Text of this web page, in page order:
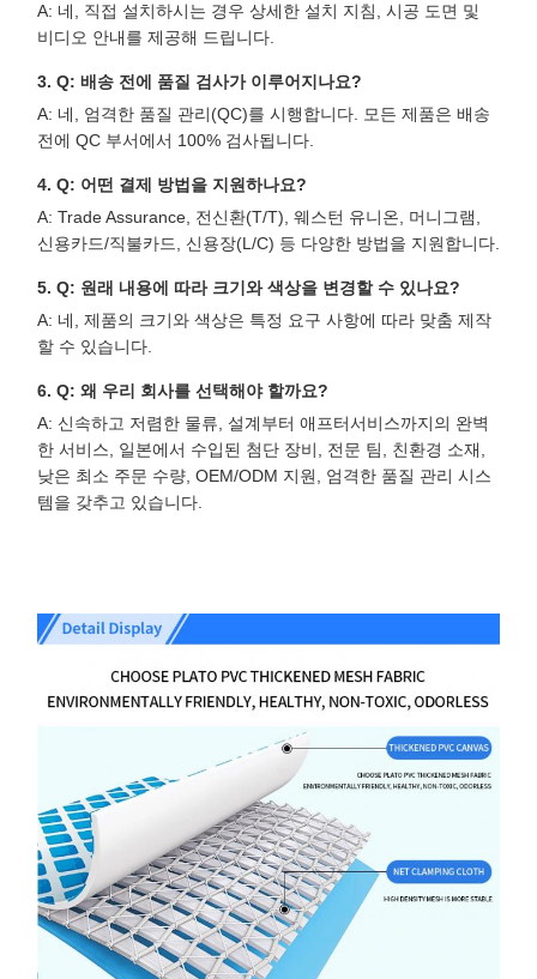
A: 네, 직접 설치하시는 경우 상세한 설치 지침, 시공 도면 및
비디오 안내를 제공해 드립니다.
3. Q: 배송 전에 품질 검사가 이루어지나요?
A: 네, 엄격한 품질 관리(QC)를 시행합니다. 모든 제품은 배송
전에 QC 부서에서 100% 검사됩니다.
4. Q: 어떤 결제 방법을 지원하나요?
A: Trade Assurance, 전신환(T/T), 웨스턴 유니온, 머니그램,
신용카드/직불카드, 신용장(L/C) 등 다양한 방법을 지원합니다.
5. Q: 원래 내용에 따라 크기와 색상을 변경할 수 있나요?
A: 네, 제품의 크기와 색상은 특정 요구 사항에 따라 맞춤 제작
할 수 있습니다.
6. Q: 왜 우리 회사를 선택해야 할까요?
A: 신속하고 저렴한 물류, 설계부터 애프터서비스까지의 완벽
한 서비스, 일본에서 수입된 첨단 장비, 전문 팀, 친환경 소재,
낮은 최소 주문 수량, OEM/ODM 지원, 엄격한 품질 관리 시스
템을 갖추고 있습니다.